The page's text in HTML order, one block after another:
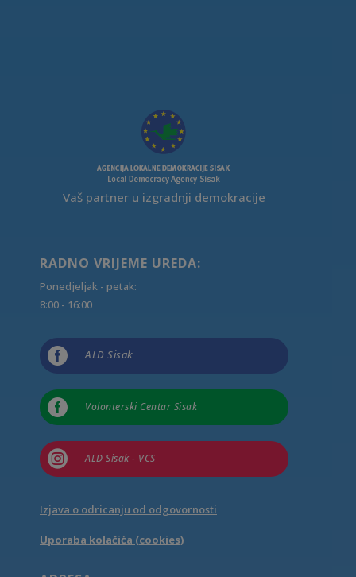
Vaš partner u izgradnji demokracije
RADNO VRIJEME UREDA:
Ponedjeljak - petak:
8:00 - 16:00
 ALD Sisak
 Volonterski Centar Sisak
 ALD Sisak - VCS
Izjava o odricanju od odgovornosti
Uporaba kolačića (cookies)